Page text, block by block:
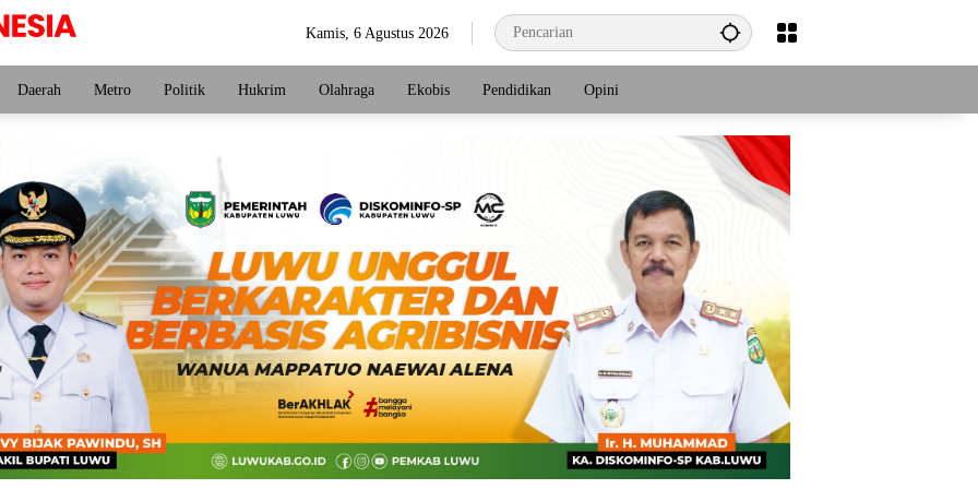
Kamis, 6 Agustus 2026
Daerah Metro Politik Hukrim Olahraga Ekobis Pendidikan Opini